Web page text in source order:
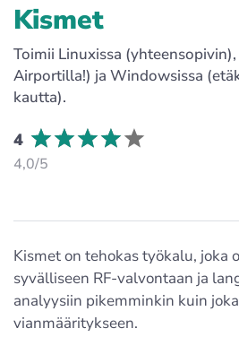
Kismet
Toimii Linuxissa
Airportilla!) ja Windowsissa
kautta).
4
4,0/5
Kismet on tehokas työkalu, joka
syvälliseen RF-valvontaan ja
analyysiin pikemminkin kuin
vianmääritykseen.